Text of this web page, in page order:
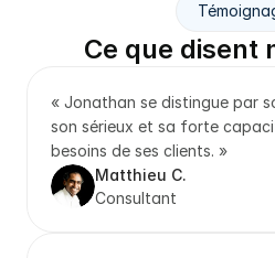
Ce que disent
« Jonathan se distingue par
son sérieux et sa forte
besoins de ses clients. »
Matthieu C.
Consultant